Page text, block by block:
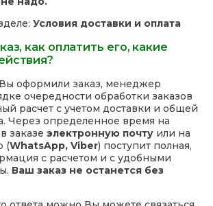
Условия доставки и оплата
как оплатить его, какие
Вы оформили заказ, менеджер
очередности обработки заказов
расчет с учетом доставки и общей
Через определенное время на
заказе электронную почту или на
(WhatsApp, Viber) поступит полная,
с расчетом и с удобными
Ваш заказ не останется без